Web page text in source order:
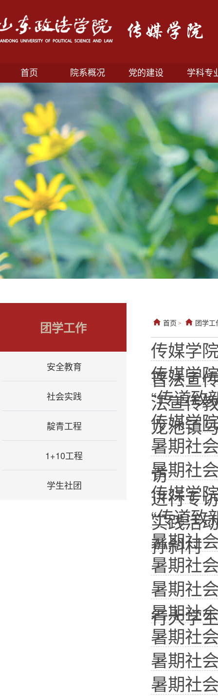
首页 院系概况 党的建设 学科专
团学工作
安全教育
社会实践
靛青工程
1+10工程
学生社团
首页 > 团学工
传媒学
普法宣
传媒学
法宣传
“传道致
龙池镇
传媒学
暑期社
访
暑期社
进行专
传媒学
实践活
“传道致
孙斜村
暑期社
暑期社
暑期社
行大学
暑期社
暑期社
暑期社
暑期社